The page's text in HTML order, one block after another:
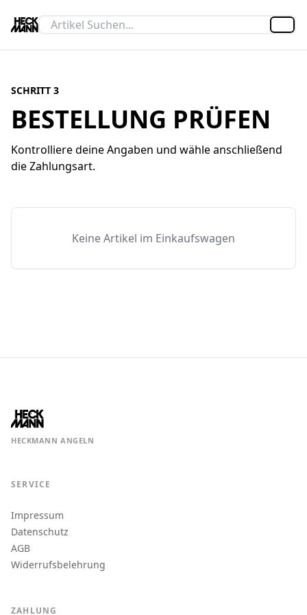
SCHRITT 3
BESTELLUNG PRÜFEN
Kontrolliere deine Angaben und wähle anschließend
die Zahlungsart.
Keine Artikel im Einkaufswagen
HECKMANN ANGELN
SERVICE
Impressum
Datenschutz
AGB
Widerrufsbelehrung
ZAHLUNG